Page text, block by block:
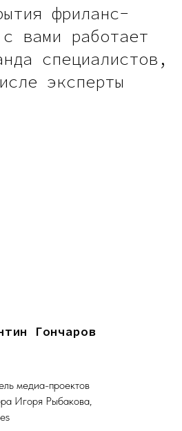
фриланс-
вами работает
специалистов,
эксперты
Гончаров
медиа-проектов
Игоря Рыбакова,